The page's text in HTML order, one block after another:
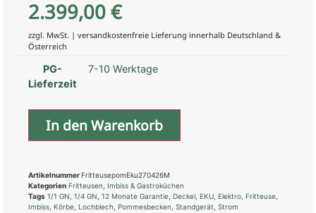
2.399,00€
zzgl. MwSt. | versandkostenfreie Lieferung innerhalb Deutschland &
Österreich
PG-
Lieferzeit
7-10 Werktage
In den Warenkorb
Artikelnummer FritteusepomEku270426M
Kategorien Fritteusen
Imbiss & Gastroküchen
Tags 1/1 GN 1/4 GN 12 Monate Garantie, Deckel, EKU, Elektro, Fritteuse,
Imbiss, Körbe, Lochblech, Pommesbecken Standgerät Strom